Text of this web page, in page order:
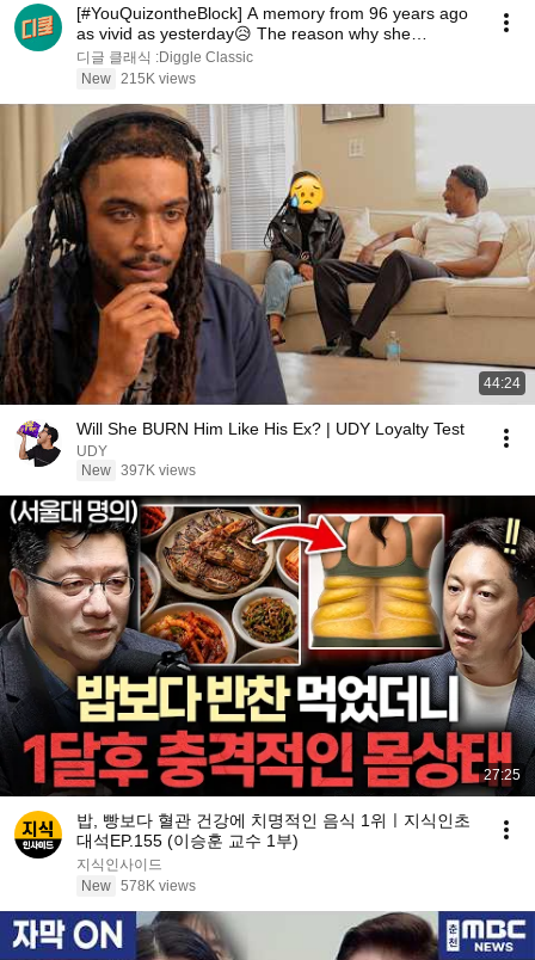
[#YouQuizontheBlock] A memory from 96 years ago
as vivid as yesterday😥 The reason why she
changed...
디글 클래식 :Diggle Classic
New 215K views
44:24
Will She BURN Him Like His Ex? | UDY Loyalty Test
UDY
New 397K views
27:25
밥, 빵보다 혈관 건강에 치명적인 음식 1위ㅣ지식인초
대석EP.155 (이승훈 교수 1부)
지식인사이드
New 578K views